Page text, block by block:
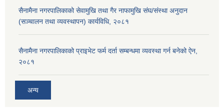
सैनामैना नगरपालिकाको सेवामुखि तथा गैर नाफामुखि संघ/संस्था अनुदान
(सञ्चालन तथा व्यवस्थापन) कार्यविधि, २०८१
सैनामैना नगरपालिकाको प्राइभेट फर्म दर्ता सम्बन्धमा व्यवस्था गर्न बनेको ऐन,
२०८१
अन्य